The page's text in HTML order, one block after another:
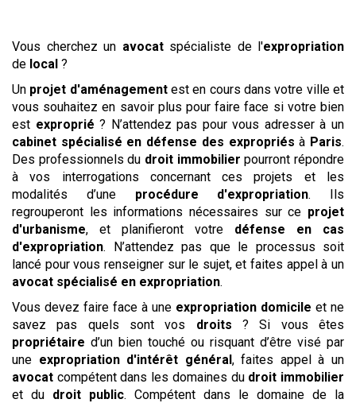
Vous cherchez un avocatspécialiste de l'expropriation
de local ?
Un projet d'aménagementest en cours dans votre ville et
vous souhaitez en savoir plus pour faire face si votre bien
est exproprié ? N’attendez pas pour vous adresser à un
cabinet spécialisé en défense des expropriés à Paris.
Des professionnels du droit immobilier pourront répondre
à vos interrogations concernant ces projets et les
modalités d’une procédure d'expropriation. Ils
regrouperont les informations nécessaires sur ce projet
d'urbanisme, et planifieront votre défense en cas
d'expropriation. N’attendez pas que le processus soit
lancé pour vous renseigner sur le sujet, et faites appel à un
avocat spécialisé en expropriation.
Vous devez faire face à une expropriation domicile et ne
savez pas quels sont vos droits ? Si vous êtes
propriétaire d’un bien touché ou risquant d’être visé par
une expropriation d'intérêt général, faites appel à un
avocat compétent dans les domaines du droit immobilier
et du droit public. Compétent dans le domaine de la